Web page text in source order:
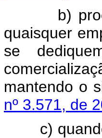
b)
quaisquer
se
mantendo o
nº 3.571, de
c)